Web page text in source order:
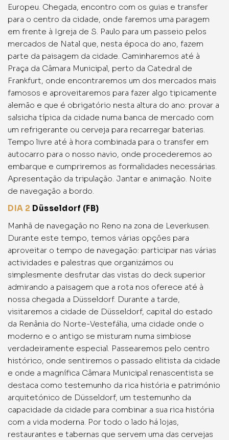
Europeu. Chegada, encontro com os guias e transfer
para o centro da cidade, onde faremos uma paragem
em frente à Igreja de S. Paulo para um passeio pelos
mercados de Natal que, nesta época do ano, fazem
parte da paisagem da cidade. Caminharemos até à
Praça da Câmara Municipal, perto da Catedral de
Frankfurt, onde encontraremos um dos mercados mais
famosos e aproveitaremos para fazer algo tipicamente
alemão e que é obrigatório nesta altura do ano: provar a
salsicha típica da cidade numa banca de mercado com
um refrigerante ou cerveja para recarregar baterias.
Tempo livre até à hora combinada para o transfer em
autocarro para o nosso navio, onde procederemos ao
embarque e cumpriremos as formalidades necessárias.
Apresentação da tripulação. Jantar e animação. Noite
de navegação a bordo.
DIA 2 Düsseldorf (FB)
Manhã de navegação no Reno na zona de Leverkusen.
Durante este tempo, temos várias opções para
aproveitar o tempo de navegação: participar nas várias
actividades e palestras que organizámos ou
simplesmente desfrutar das vistas do deck superior
admirando a paisagem que a rota nos oferece até à
nossa chegada a Düsseldorf. Durante a tarde,
visitaremos a cidade de Düsseldorf, capital do estado
da Renânia do Norte-Vestefália, uma cidade onde o
moderno e o antigo se misturam numa simbiose
verdadeiramente especial. Passearemos pelo centro
histórico, onde sentiremos o passado elitista da cidade
e onde a magnífica Câmara Municipal renascentista se
destaca como testemunho da rica história e património
arquitetónico de Düsseldorf, um testemunho da
capacidade da cidade para combinar a sua rica história
com a vida moderna. Por todo o lado há lojas,
restaurantes e tabernas que servem uma das cervejas